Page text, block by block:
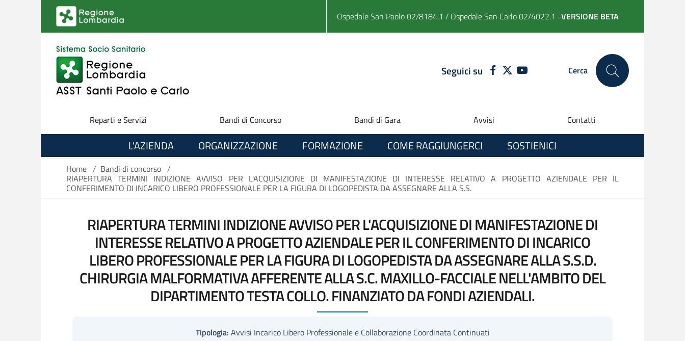
Salta al contenuto principale
Ospedale San Paolo 02/8184.1 / Ospedale San Carlo 02/4022.1 -VERSIONE BETA
Seguici suFACEBOOK
TWITTERYOUTUBE Cerca
Reparti e Servizi Bandi di Concorso Bandi di Gara Avvisi Contatti
L'AZIENDA ORGANIZZAZIONE FORMAZIONE COME RAGGIUNGERCI SOSTIENICI
Home / Bandi di concorso /
RIAPERTURA TERMINI INDIZIONE AVVISO PER L'ACQUISIZIONE DI MANIFESTAZIONE DI INTERESSE RELATIVO A PROGETTO AZIENDALE PER IL
CONFERIMENTO DI INCARICO LIBERO PROFESSIONALE PER LA FIGURA DI LOGOPEDISTA DA ASSEGNARE ALLA S.S.
RIAPERTURA TERMINI INDIZIONE AVVISO PER L'ACQUISIZIONE DI MANIFESTAZIONE DI
INTERESSE RELATIVO A PROGETTO AZIENDALE PER IL CONFERIMENTO DI INCARICO
LIBERO PROFESSIONALE PER LA FIGURA DI LOGOPEDISTA DA ASSEGNARE ALLA S.S.D.
CHIRURGIA MALFORMATIVA AFFERENTE ALLA S.C. MAXILLO-FACCIALE NELL'AMBITO DEL
DIPARTIMENTO TESTA COLLO. FINANZIATO DA FONDI AZIENDALI.
Tipologia: Avvisi Incarico Libero Professionale e Collaborazione Coordinata Continuati